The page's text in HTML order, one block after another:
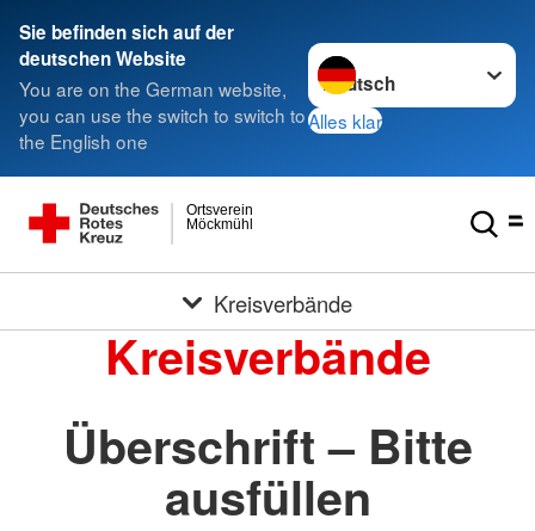
Sie befinden sich auf der
deutschen Website
You are on the German website,
you can use the switch to switch to
the English one
Sprache wechseln zu
Alles klar
Möckmühl
Ortsverein
Kreisverbände
Kreisverbände
Überschrift – Bitte
ausfüllen